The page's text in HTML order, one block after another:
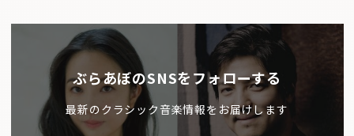
ぶらあぼのSNSをフォローする
最新のクラシック音楽情報をお届けします